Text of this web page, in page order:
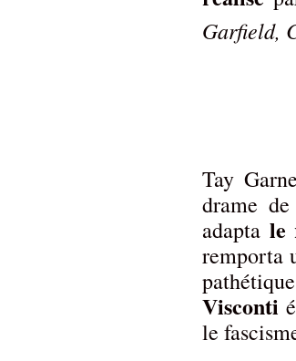
Garfield,
Tay
drame
adapta le
remporta
Visconti
le